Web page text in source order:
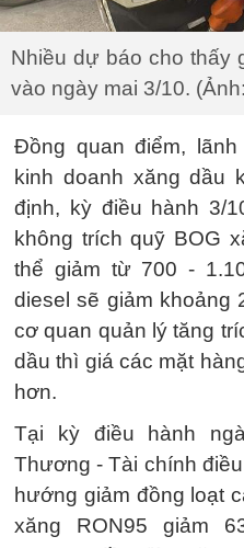
Nhiều dự báo cho thấy
vào ngày mai 3/10.
Đồng quan điểm,
kinh doanh xăng dầu
định, kỳ điều hành 3/
không trích quỹ BOG
thể giảm từ 700 -
diesel sẽ giảm khoảng
cơ quan quản lý tăng
dầu thì giá các mặt
hơn.
Tại kỳ điều hành
Thương - Tài chính
hướng giảm đồng loạt
xăng RON95 giảm